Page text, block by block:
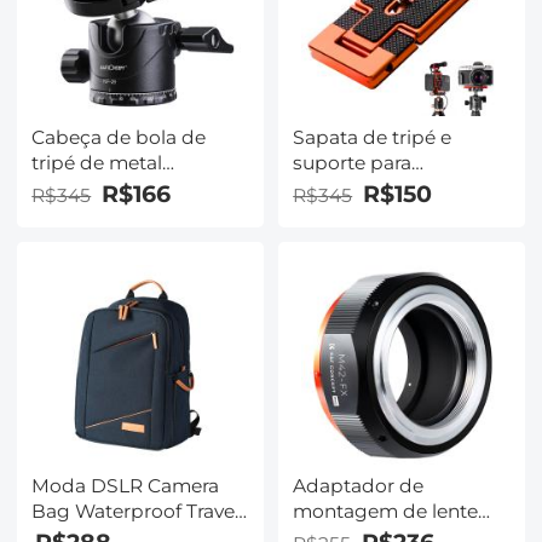
Cabeça de bola de
tripé de metal
profissional
Panorâmica giratória
rápida de 1/4 de
polegada Nível de
bolha para Tripé
Monopé Slider
Filmadora com câmera
de até 22 libras / 10 kg
R$345 R$166
Sapata de tripé e
suporte para
smartphone (2 em 1)
padrão ArcaSwiss
R$345 R$150
Moda DSLR Camera
Bag Waterproof Travel
Bag Câmeras Digitais
Adaptador de
montagem de lente
M42 para Fuji X para